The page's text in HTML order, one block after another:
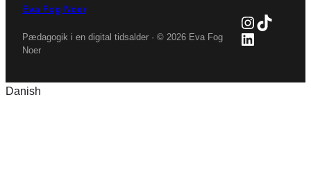
Eva Fog Noer
Pædagogik i en digital tidsalder · © 2026 Eva Fog
Noer
TikTok
LinkedIn
Danish